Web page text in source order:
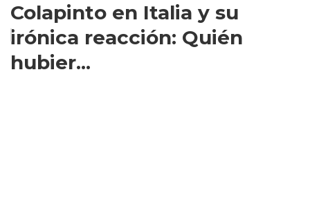
Colapinto en Italia y su
irónica reacción: Quién
hubier...